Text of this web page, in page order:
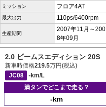
ミッション フロア4AT
最大出力 110ps/6400rpm
生産期間
2007年11月～200
8年09月
2.0 ビームスエディション 20S
新車時価格219.5万円(税込)
JC08
-km/L
満タンでどこまで走る？
-km